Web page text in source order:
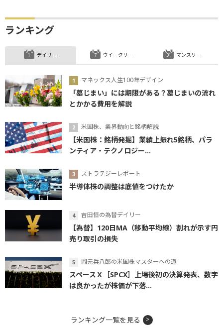
ランキング
デイリー
マネックス人生100年デザイン
「墓じまい」には期限がある？墓じまいの流れ
とかかる費用を解説
米国株、業界動向と銘柄解説
【米国株：銘柄発掘】業績上振れ5銘柄、パラ
ンティア・テクノロジー...
ストラテジーレポート
半導体株の調整は底値をつけたか
吉田恒の為替デイリー
【為替】120日MA（移動平均線）割れが示す円
売り取引の損失
岡元兵八郎の米国株マスターへの道
スペースＸ［SPCX］上場後初の決算発表、数字
は良かったが株価が下落...
ウイークリー マンスリー
ランキング一覧を見る